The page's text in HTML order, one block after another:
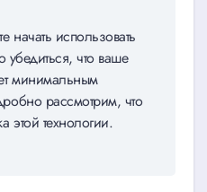
использовать
что ваше
минимальным
рассмотрим, что
этой технологии.